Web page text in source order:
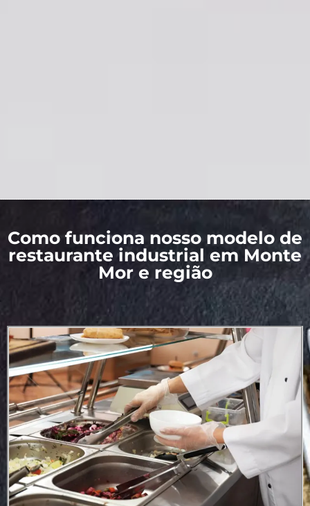
Como funciona nosso modelo de
restaurante industrial em Monte
Mor e região